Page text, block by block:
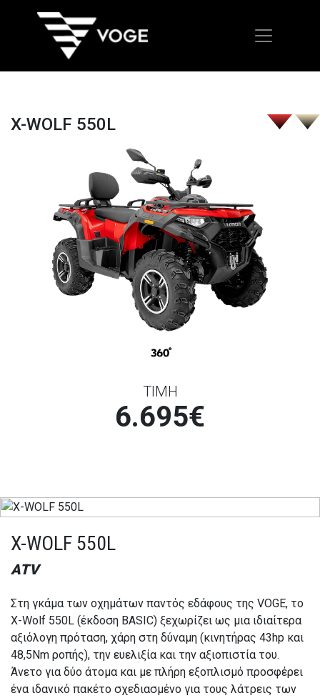
X-WOLF 550L
ΤΙΜΗ
6.695€
X-WOLF 550L
ATV
Στη γκάμα των οχημάτων παντός εδάφους της VOGE, το
X-Wolf 550L (έκδοση BASIC) ξεχωρίζει ως μια ιδιαίτερα
αξιόλογη πρόταση, χάρη στη δύναμη (κινητήρας 43hp και
48,5Νm ροπής), την ευελιξία και την αξιοπιστία του.
Άνετο για δύο άτομα και με πλήρη εξοπλισμό προσφέρει
ένα ιδανικό πακέτο σχεδιασμένο για τους λάτρεις των